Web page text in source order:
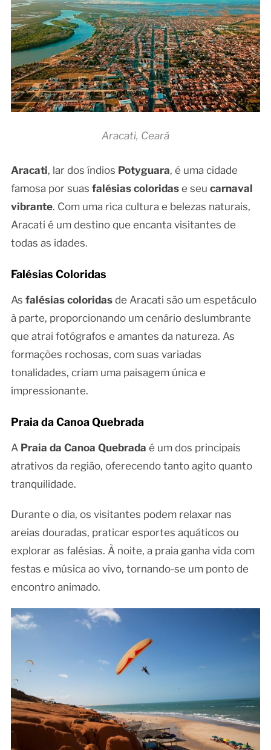
Aracati, Ceará
Aracati, lar dos índios Potyguara, é uma cidade
famosa por suas falésias coloridase seu carnaval
vibrante. Com uma rica cultura e belezas naturais,
Aracati é um destino que encanta visitantes de
todas as idades.
Falésias Coloridas
As falésias coloridasde Aracati são um espetáculo
à parte, proporcionando um cenário deslumbrante
que atrai fotógrafos e amantes da natureza. As
formações rochosas, com suas variadas
tonalidades, criam uma paisagem única e
impressionante.
Praia da Canoa Quebrada
A Praia da Canoa Quebrada é um dos principais
atrativos da região, oferecendo tanto agito quanto
tranquilidade.
Durante o dia, os visitantes podem relaxar nas
areias douradas, praticar esportes aquáticos ou
explorar as falésias. À noite, a praia ganha vida com
festas e música ao vivo, tornando-se um ponto de
encontro animado.